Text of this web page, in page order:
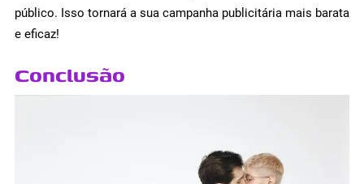
público. Isso tornará a sua campanha publicitária mais barata
e eficaz!
Conclusão